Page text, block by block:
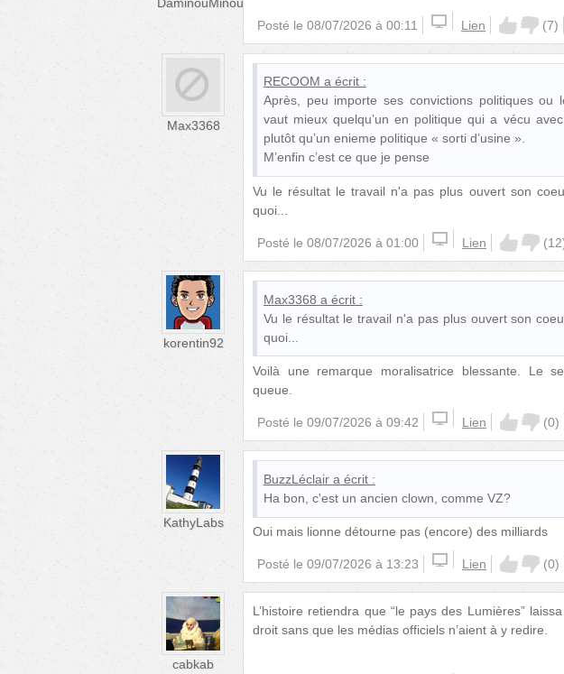
Posté le 08/07/2026 à 00:11 Lien (7)
Max3368
RECOOM a écrit :
Après, peu importe ses convictions politiques ou
vaut mieux quelqu’un en politique qui a vécu
plutôt qu’un enieme politique « sorti d’usine ».
M’enfin c’est ce que je pense
Vu le résultat le travail n'a pas plus ouvert son
quoi...
Posté le 08/07/2026 à 01:00 Lien (12
korentin92
Max3368 a écrit :
Vu le résultat le travail n'a pas plus ouvert son
quoi...
Voilà une remarque moralisatrice blessante. Le
queue.
Posté le 09/07/2026 à 09:42 Lien (0)
KathyLabs
BuzzLéclair a écrit :
Ha bon, c'est un ancien clown, comme VZ?
Oui mais lionne détourne pas (encore) des milliards
Posté le 09/07/2026 à 13:23 Lien (0)
cabkab
L’histoire retiendra que “le pays des Lumières”
droit sans que les médias officiels n’aient à y redire.